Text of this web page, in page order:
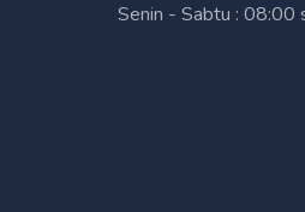
Senin - Sabtu : 08:00